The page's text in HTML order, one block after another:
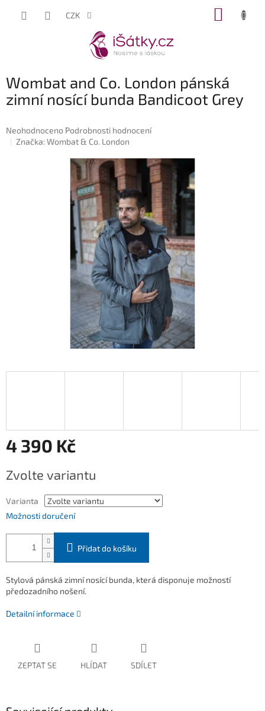
CZK
Wombat and Co. London pánská
zimní nosící bunda Bandicoot Grey
Průměrné
hodnocení
Neohodnoceno Podrobnosti hodnocení
Značka:Wombat & Co. London
4 390 Kč
cena:
Zvolte variantu
Varianta
Možnosti doručení
Přidat do košíku
Stylová pánská zimní nosící bunda, která disponuje možností
předozadního nošení.
Detailní informace
ZEPTAT SE HLÍDAT SDÍLET